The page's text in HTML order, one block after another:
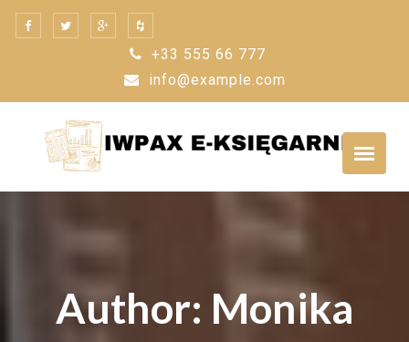
Skip
+33 555 66 777
info@example.com
Author: Monika